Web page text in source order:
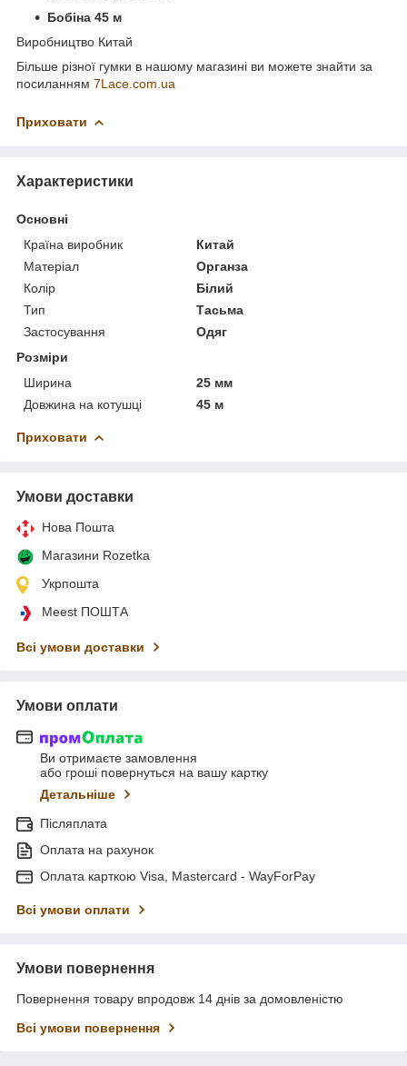
Бобіна 45 м
Виробництво Китай
Більше різної гумки в нашому магазині ви можете знайти за
посиланням 7Lace.com.ua
Приховати
Характеристики
Основні
Країна виробник
Китай
Матеріал
Органза
Колір
Білий
Тип
Тасьма
Застосування
Одяг
Розміри
Ширина
25 мм
Довжина на котушці
45 м
Приховати
Умови доставки
Нова Пошта
Магазини Rozetka
Укрпошта
Meest ПОШТА
Всі умови доставки
Умови оплати
Ви отримаєте замовлення
або гроші повернуться на вашу картку
Детальніше
Післяплата
Оплата на рахунок
Оплата карткою Visa, Mastercard - WayForPay
Всі умови оплати
Умови повернення
Повернення товару впродовж 14 днів за домовленістю
Всі умови повернення